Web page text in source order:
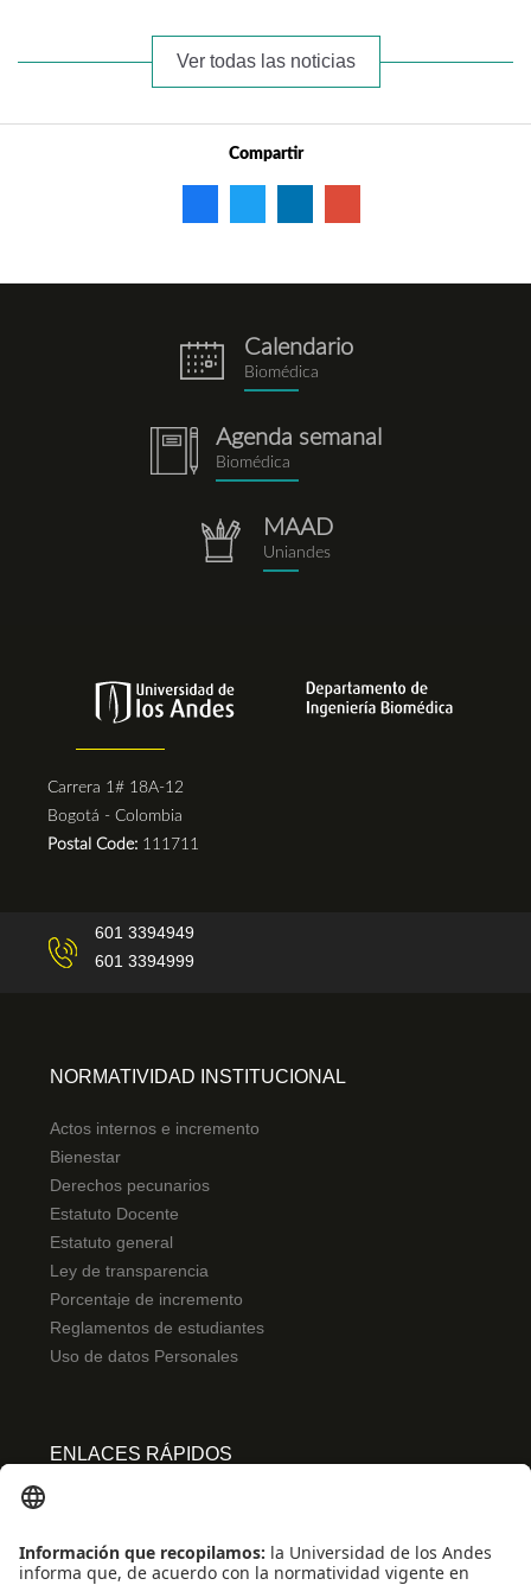
Ver todas las noticias
Compartir
eventos.png
Calendario
Biomédica
notebook.png
Agenda semanal
Biomédica
repositorio.png
MAAD
Uniandes
Carrera 1# 18A-12
Bogotá - Colombia
Postal Code: 111711
601 3394949
601 3394999
NORMATIVIDAD INSTITUCIONAL
Actos internos e incremento
Bienestar
Derechos pecunarios
Estatuto Docente
Estatuto general
Ley de transparencia
Porcentaje de incremento
Reglamentos de estudiantes
Uso de datos Personales
ENLACES RÁPIDOS
Convivencia y transparencia